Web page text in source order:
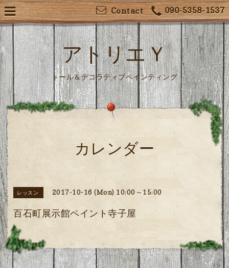
090-5358-1537
Contact
アトリエＹ
トール＆デコラティブペインティング
カレンダー
レッスン 2017-10-16 (Mon) 10:00～15:00
百石町展示館ペイント寺子屋